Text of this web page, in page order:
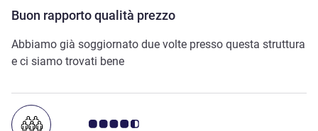
Buon rapporto qualità prezzo
Abbiamo già soggiornato due volte presso questa struttura
e ci siamo trovati bene
Giudizio clienti 4.5/5